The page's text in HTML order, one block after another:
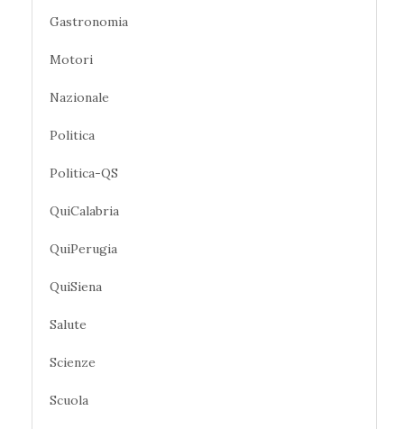
Gastronomia
Motori
Nazionale
Politica
Politica-QS
QuiCalabria
QuiPerugia
QuiSiena
Salute
Scienze
Scuola